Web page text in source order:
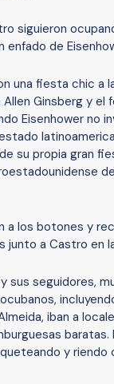
siguieron
enfado de
una fiesta chic a
Ginsberg y el
Eisenhower no
su propia gran
a los botones y
junto a Castro en
sus seguidores,
iban a
baratas.
y riendo